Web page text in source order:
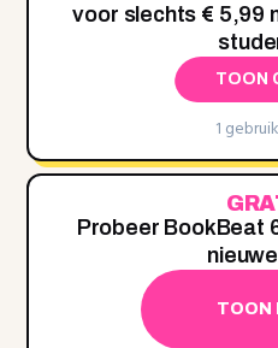
voor slechts € 5,99
TOON
1
Probeer BookBeat
TOON